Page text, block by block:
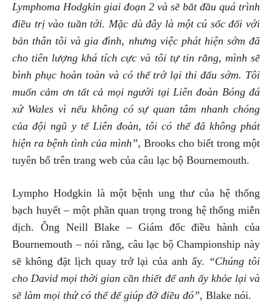
Lymphoma Hodgkin giai đoạn 2 và sẽ bắt đầu quá trình
điều trị vào tuần tới. Mặc dù đây là một cú sốc đối với
bản thân tôi và gia đình, nhưng việc phát hiện sớm đã
cho tiên lượng khá tích cực và tôi tự tin rằng, mình sẽ
bình phục hoàn toàn và có thể trở lại thi đấu sớm. Tôi
muốn cảm ơn tất cả mọi người tại Liên đoàn Bóng đá
xứ Wales vì ​​nếu không có sự quan tâm nhanh chóng
của đội ngũ y tế Liên đoàn, tôi có thể đã không phát
hiện ra bệnh tình của mình”, Brooks cho biết trong một
tuyên bố trên trang web của câu lạc bộ Bournemouth.
Lympho Hodgkin là một bệnh ung thư của hệ thống
bạch huyết – một phần quan trọng trong hệ thống miễn
dịch. Ông Neill Blake – Giám đốc điều hành của
Bournemouth – nói rằng, câu lạc bộ Championship này
sẽ không đặt lịch quay trở lại của anh ấy. “Chúng tôi
cho David mọi thời gian cần thiết để anh ấy khỏe lại và
sẽ làm mọi thứ có thể để giúp đỡ điều đó”, Blake nói.